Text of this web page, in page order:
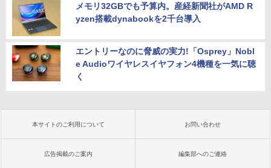
メモリ32GBでも予算内。産経新聞社がAMD R
yzen搭載dynabookを2千台導入
エントリーなのに脅威の実力!「Osprey」Nobl
e Audioワイヤレスイヤフォン4機種を一気に聴
く
本サイトのご利用について お問い合わせ
広告掲載のご案内 編集部へのご連絡